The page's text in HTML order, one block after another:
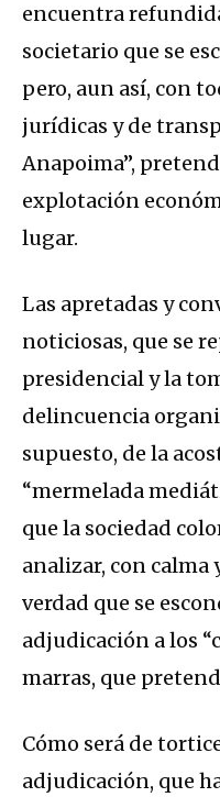
encuentra
societario que se
pero, aun así, con
jurídicas y de
Anapoima”,
explotación
lugar.
Las apretadas y
noticiosas, que se
presidencial y la
delincuencia
supuesto, de la
“mermelada
que la sociedad
analizar, con calma
verdad que se
adjudicación a los
marras, que
Cómo será de
adjudicación, que